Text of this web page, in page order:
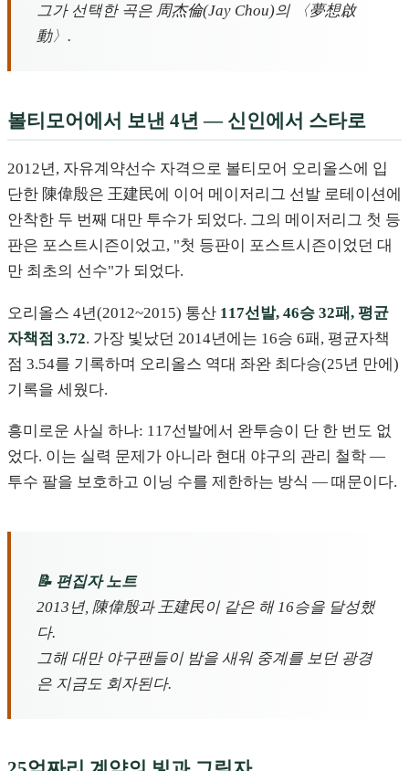
그가 선택한 곡은 周杰倫(Jay Chou)의 〈夢想啟
動〉.
볼티모어에서 보낸 4년 — 신인에서 스타로
2012년, 자유계약선수 자격으로 볼티모어 오리올스에 입
단한 陳偉殷은 王建民에 이어 메이저리그 선발 로테이션에
안착한 두 번째 대만 투수가 되었다. 그의 메이저리그 첫 등
판은 포스트시즌이었고, "첫 등판이 포스트시즌이었던 대
만 최초의 선수"가 되었다.
오리올스 4년(2012~2015) 통산 117선발, 46승 32패, 평균
자책점 3.72. 가장 빛났던 2014년에는 16승 6패, 평균자책
점 3.54를 기록하며 오리올스 역대 좌완 최다승(25년 만에)
기록을 세웠다.
흥미로운 사실 하나: 117선발에서 완투승이 단 한 번도 없
었다. 이는 실력 문제가 아니라 현대 야구의 관리 철학 —
투수 팔을 보호하고 이닝 수를 제한하는 방식 — 때문이다.
📝 편집자 노트
2013년, 陳偉殷과 王建民이 같은 해 16승을 달성했
다.
그해 대만 야구팬들이 밤을 새워 중계를 보던 광경
은 지금도 회자된다.